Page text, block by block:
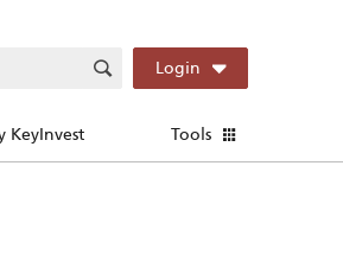
Login
KeyInvest Tools